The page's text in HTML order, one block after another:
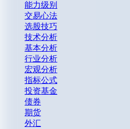
能力级别
交易心法
选股技巧
技术分析
基本分析
行业分析
宏观分析
指标公式
投资基金
债券
期货
外汇